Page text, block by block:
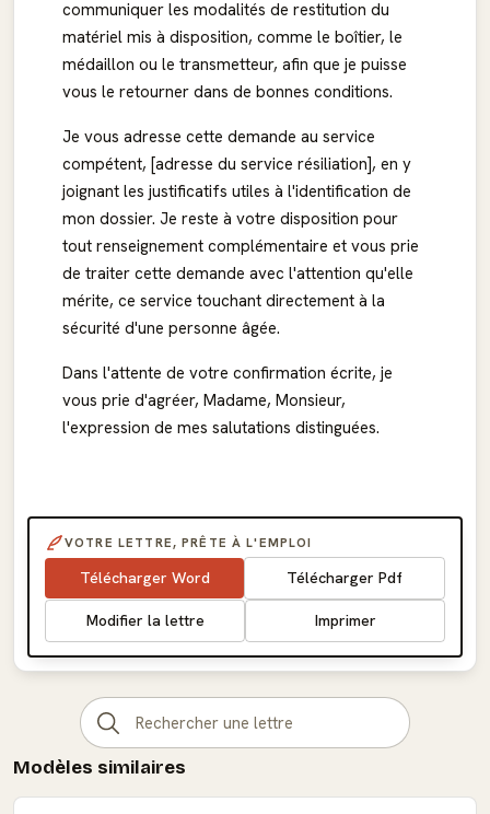
communiquer les modalités de restitution du
matériel mis à disposition, comme le boîtier, le
médaillon ou le transmetteur, afin que je puisse
vous le retourner dans de bonnes conditions.
Je vous adresse cette demande au service
compétent, [adresse du service résiliation], en y
joignant les justificatifs utiles à l'identification de
mon dossier. Je reste à votre disposition pour
tout renseignement complémentaire et vous prie
de traiter cette demande avec l'attention qu'elle
mérite, ce service touchant directement à la
sécurité d'une personne âgée.
Dans l'attente de votre confirmation écrite, je
vous prie d'agréer, Madame, Monsieur,
l'expression de mes salutations distinguées.
VOTRE LETTRE, PRÊTE À L'EMPLOI
Télécharger Word Télécharger Pdf
Modifier la lettre Imprimer
Modèles similaires